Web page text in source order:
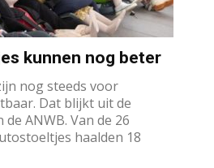
kunnen nog beter
nog steeds voor
Dat blijkt uit de
ANWB. Van de 26
haalden 18